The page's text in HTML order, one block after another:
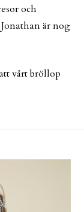
och
är nog
vårt bröllop